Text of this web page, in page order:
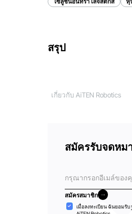
โซลูชั่นอินทราโลจิสติกส์ หุ่
สรุป
เกี่ยวกับ AiTEN Robotics
สมัครรับจดหม
สมัครสมาชิก
สมัครสมาชิก
การเมื่อลงทะเบียน ฉันยอมรับ